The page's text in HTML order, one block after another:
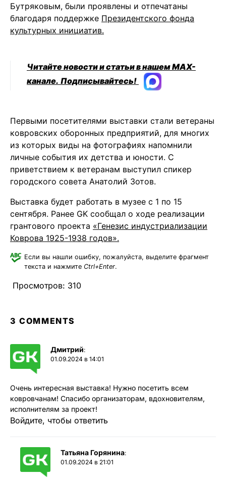
Бутряковым, были проявлены и отпечатаны
благодаря поддержке Президентского фонда
культурных инициатив.
Читайте новости и статьи в нашем MAX-
канале. Подписывайтесь!
Первыми посетителями выставки стали ветераны
ковровских оборонных предприятий, для многих
из которых виды на фотографиях напомнили
личные события их детства и юности. С
приветствием к ветеранам выступил спикер
городского совета Анатолий Зотов.
Выставка будет работать в музее с 1 по 15
сентября. Ранее GK сообщал о ходе реализации
грантового проекта «Генезис индустриализации
Коврова 1925-1938 годов».
Если вы нашли ошибку, пожалуйста, выделите фрагмент
текста и нажмите Ctrl+Enter.
Просмотров: 310
3 COMMENTS
Дмитрий:
01.09.2024 в 14:01
Очень интересная выставка! Нужно посетить всем
ковровчанам! Спасибо организаторам, вдохновителям,
исполнителям за проект!
Войдите, чтобы ответить
Татьяна Горянина:
01.09.2024 в 21:01